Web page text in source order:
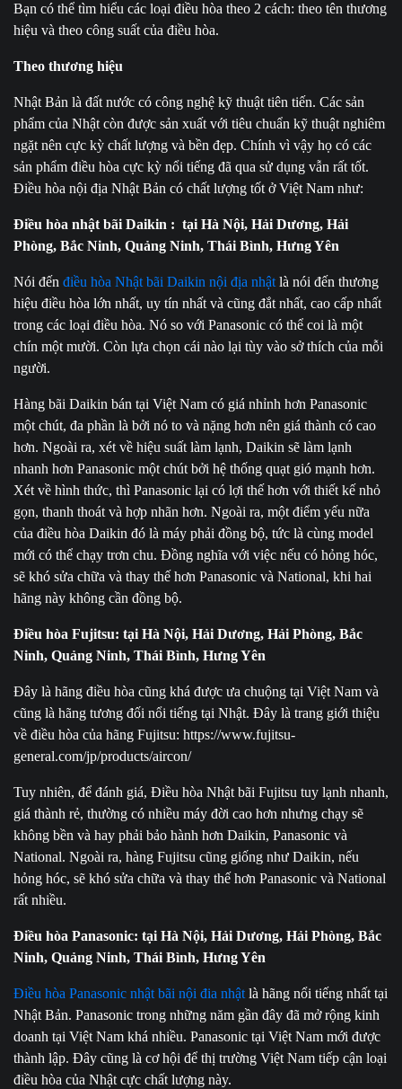
Bạn có thể tìm hiểu các loại điều hòa theo 2 cách: theo tên thương
hiệu và theo công suất của điều hòa.
Theo thương hiệu
Nhật Bản là đất nước có công nghệ kỹ thuật tiên tiến. Các sản
phẩm của Nhật còn được sản xuất với tiêu chuẩn kỹ thuật nghiêm
ngặt nên cực kỳ chất lượng và bền đẹp. Chính vì vậy họ có các
sản phẩm điều hòa cực kỳ nổi tiếng đã qua sử dụng vẫn rất tốt.
Điều hòa nội địa Nhật Bản có chất lượng tốt ở Việt Nam như:
Điều hòa nhật bãi Daikin : tại Hà Nội, Hải Dương, Hải
Phòng, Bắc Ninh, Quảng Ninh, Thái Bình, Hưng Yên
Nói đến điều hòa Nhật bãi Daikin nội địa nhật là nói đến thương
hiệu điều hòa lớn nhất, uy tín nhất và cũng đắt nhất, cao cấp nhất
trong các loại điều hòa. Nó so với Panasonic có thể coi là một
chín một mười. Còn lựa chọn cái nào lại tùy vào sở thích của mỗi
người.
Hàng bãi Daikin bán tại Việt Nam có giá nhỉnh hơn Panasonic
một chút, đa phần là bởi nó to và nặng hơn nên giá thành có cao
hơn. Ngoài ra, xét về hiệu suất làm lạnh, Daikin sẽ làm lạnh
nhanh hơn Panasonic một chút bởi hệ thống quạt gió mạnh hơn.
Xét về hình thức, thì Panasonic lại có lợi thế hơn với thiết kế nhỏ
gọn, thanh thoát và hợp nhãn hơn. Ngoài ra, một điểm yếu nữa
của điều hòa Daikin đó là máy phải đồng bộ, tức là cùng model
mới có thể chạy trơn chu. Đồng nghĩa với việc nếu có hỏng hóc,
sẽ khó sửa chữa và thay thế hơn Panasonic và National, khi hai
hãng này không cần đồng bộ.
Điều hòa Fujitsu: tại Hà Nội, Hải Dương, Hải Phòng, Bắc
Ninh, Quảng Ninh, Thái Bình, Hưng Yên
Đây là hãng điều hòa cũng khá được ưa chuộng tại Việt Nam và
cũng là hãng tương đối nổi tiếng tại Nhật. Đây là trang giới thiệu
về điều hòa của hãng Fujitsu: https://www.fujitsu-
general.com/jp/products/aircon/
Tuy nhiên, để đánh giá, Điều hòa Nhật bãi Fujitsu tuy lạnh nhanh,
giá thành rẻ, thường có nhiều máy đời cao hơn nhưng chạy sẽ
không bền và hay phải bảo hành hơn Daikin, Panasonic và
National. Ngoài ra, hàng Fujitsu cũng giống như Daikin, nếu
hỏng hóc, sẽ khó sửa chữa và thay thế hơn Panasonic và National
rất nhiều.
Điều hòa Panasonic: tại Hà Nội, Hải Dương, Hải Phòng, Bắc
Ninh, Quảng Ninh, Thái Bình, Hưng Yên
Điều hòa Panasonic nhật bãi nội đia nhật là hãng nổi tiếng nhất tại
Nhật Bản. Panasonic trong những năm gần đây đã mở rộng kinh
doanh tại Việt Nam khá nhiều. Panasonic tại Việt Nam mới được
thành lập. Đây cũng là cơ hội để thị trường Việt Nam tiếp cận loại
điều hòa của Nhật cực chất lượng này.